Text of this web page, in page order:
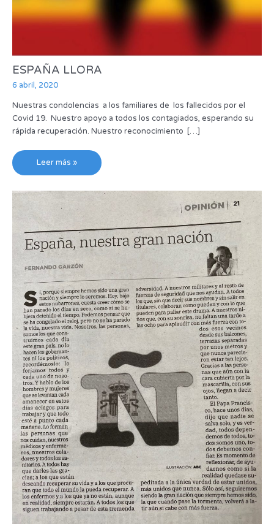
ESPAÑA LLORA
6 abril, 2020
Nuestras condolencias a los familiares de los fallecidos por el
Covid 19. Nuestro apoyo a todos los contagiados, esperando su
rápida recuperación. Nuestro reconocimiento […]
Leer más »